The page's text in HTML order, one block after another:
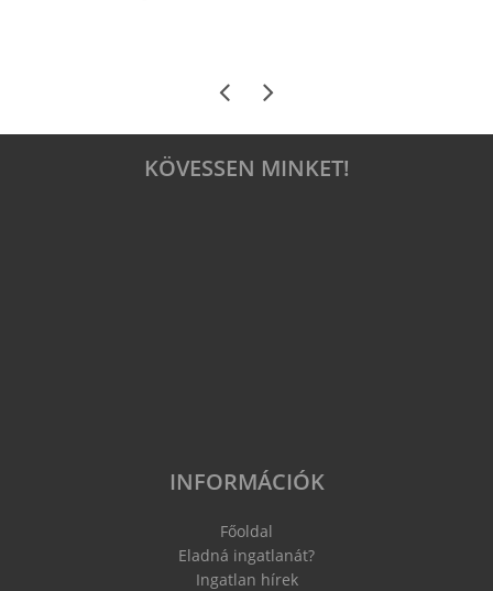
KÖVESSEN MINKET!
INFORMÁCIÓK
Főoldal
Eladná ingatlanát?
Ingatlan hírek